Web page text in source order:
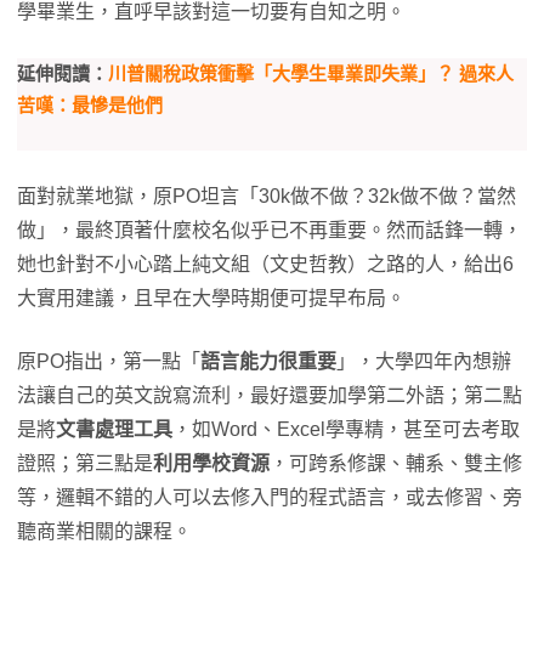
學畢業生，直呼早該對這一切要有自知之明。
延伸閱讀： 川普關稅政策衝擊「大學生畢業即失業」？ 過來人
苦嘆：最慘是他們
面對就業地獄，原PO坦言「30k做不做？32k做不做？當然
做」，最終頂著什麼校名似乎已不再重要。然而話鋒一轉，
她也針對不小心踏上純文組（文史哲教）之路的人，給出6
大實用建議，且早在大學時期便可提早布局。
原PO指出，第一點「 語言能力很重要 」，大學四年內想辦
法讓自己的英文說寫流利，最好還要加學第二外語；第二點
是將文書處理工具 ，如Word、Excel學專精，甚至可去考取
證照；第三點是利用學校資源 ，可跨系修課、輔系、雙主修
等，邏輯不錯的人可以去修入門的程式語言，或去修習、旁
聽商業相關的課程。